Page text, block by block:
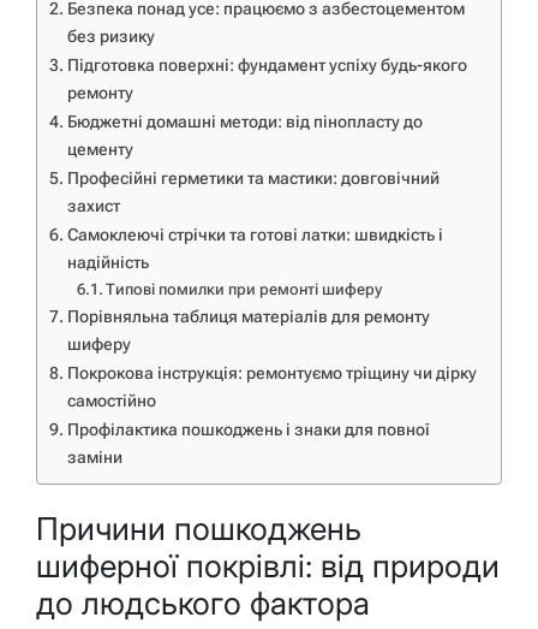
Безпека понад усе: працюємо з азбестоцементом
без ризику
Підготовка поверхні: фундамент успіху будь-якого
ремонту
Бюджетні домашні методи: від пінопласту до
цементу
Професійні герметики та мастики: довговічний
захист
Самоклеючі стрічки та готові латки: швидкість і
надійність
Типові помилки при ремонті шиферу
Порівняльна таблиця матеріалів для ремонту
шиферу
Покрокова інструкція: ремонтуємо тріщину чи дірку
самостійно
Профілактика пошкоджень і знаки для повної
заміни
Причини пошкоджень
шиферної покрівлі: від природи
до людського фактора